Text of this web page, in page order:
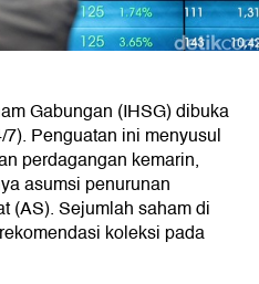
Gabungan (IHSG) dibuka
Penguatan ini menyusul
perdagangan kemarin,
asumsi penurunan
(AS). Sejumlah saham di
koleksi pada